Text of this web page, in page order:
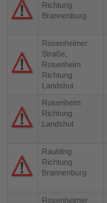
Richtung
Brannenburg
Rosenheimer
Straße,
Rosenheim
Richtung
Landshut
Rosenheim
Richtung
Landshut
Raubling
Richtung
Brannenburg
Rosenheimer